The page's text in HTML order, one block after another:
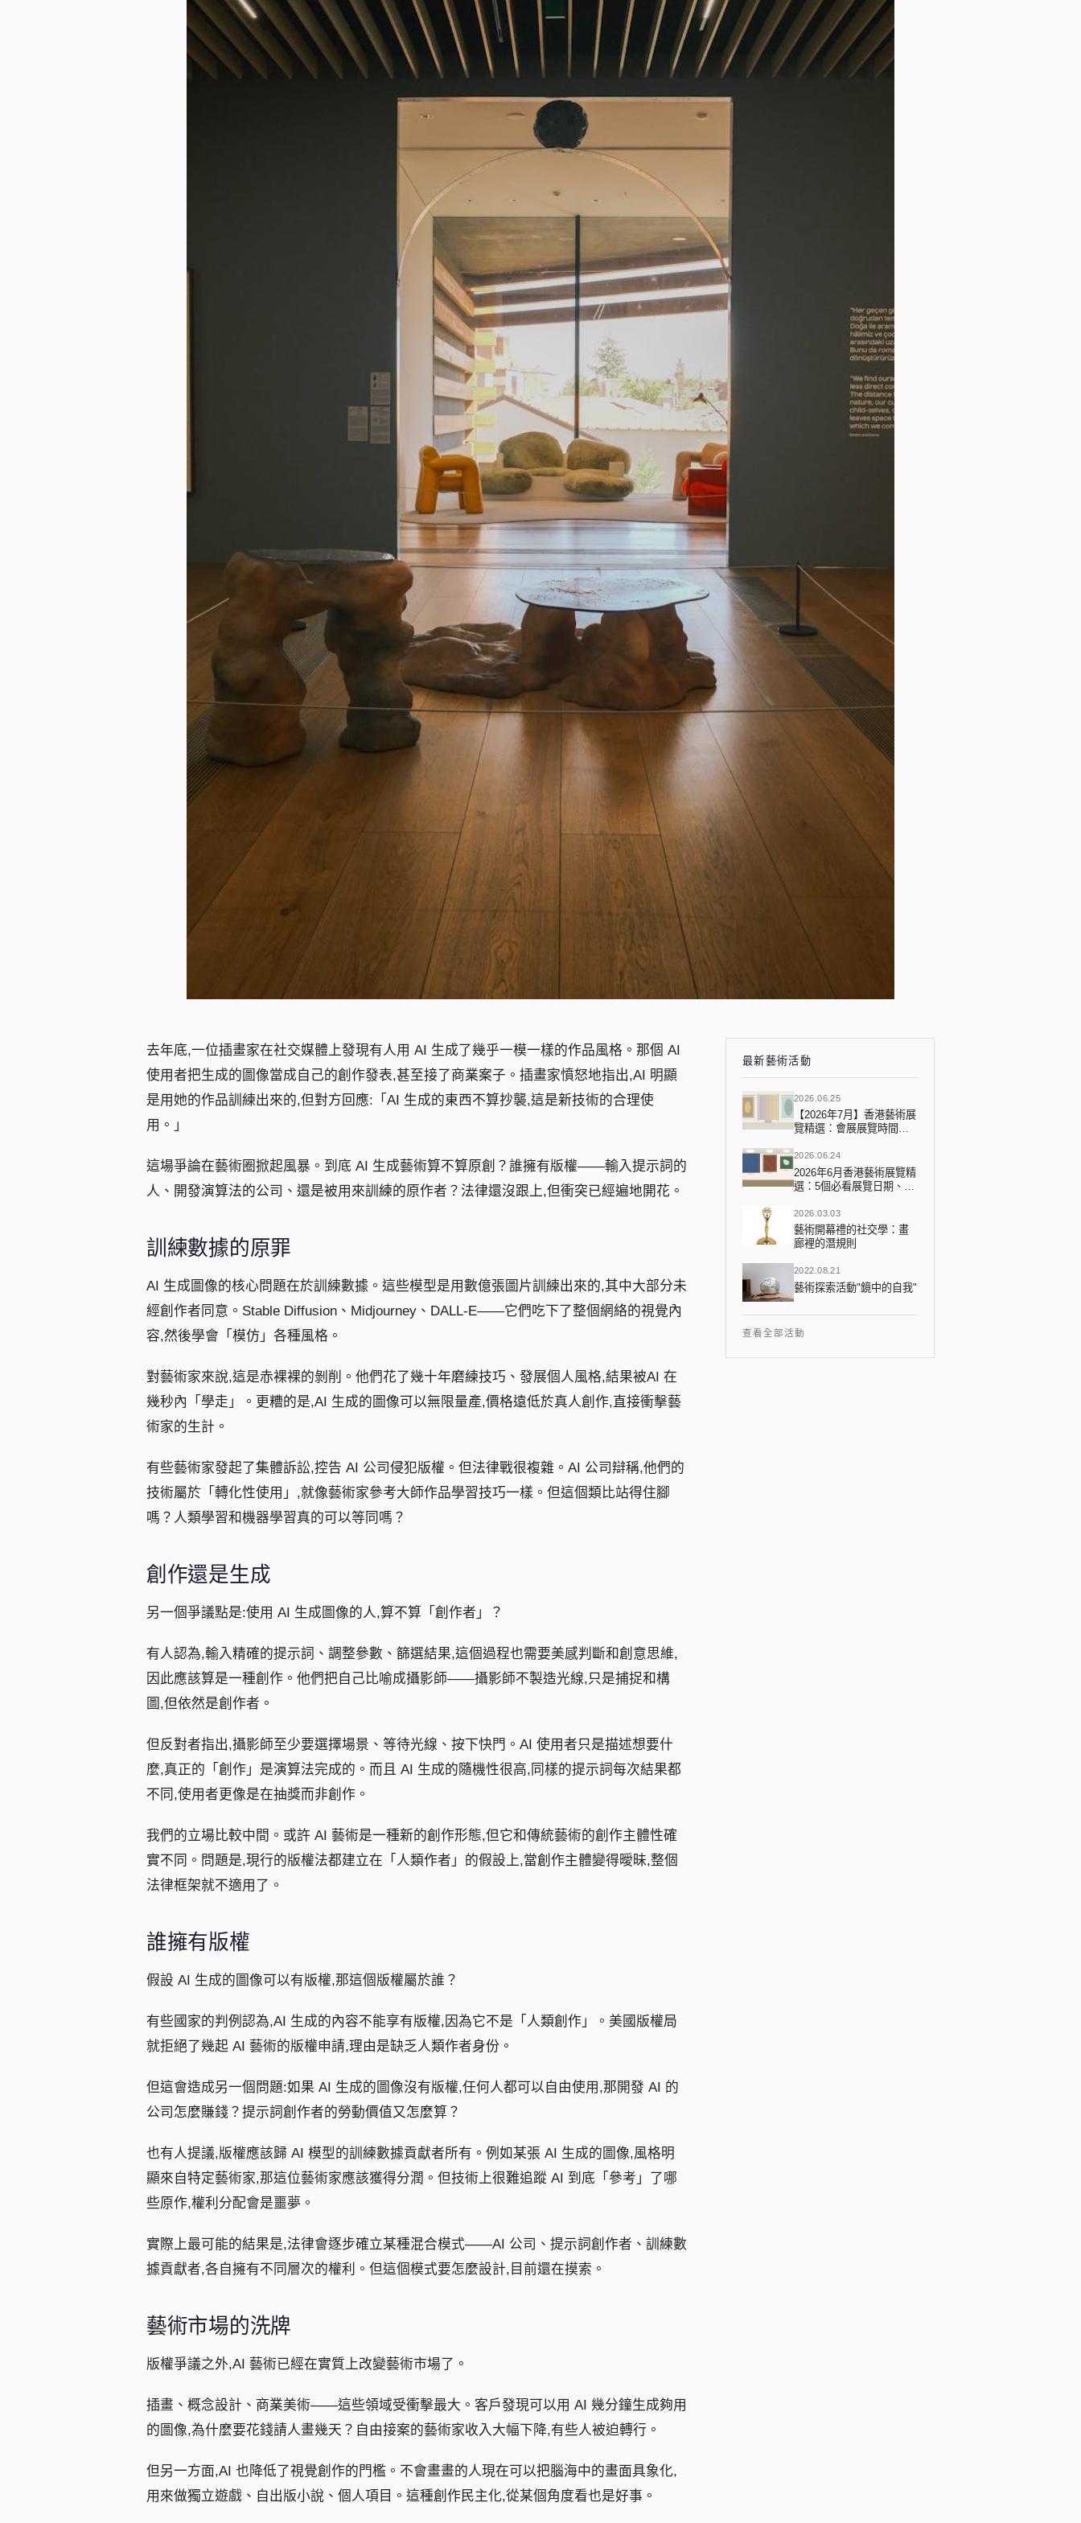
去年底,一位插畫家在社交媒體上發現有人用 AI 生成了幾乎一模一樣的作品風格。那個 AI
使用者把生成的圖像當成自己的創作發表,甚至接了商業案子。插畫家憤怒地指出,AI 明顯
是用她的作品訓練出來的,但對方回應:「AI 生成的東西不算抄襲,這是新技術的合理使
用。」
這場爭論在藝術圈掀起風暴。到底 AI 生成藝術算不算原創？誰擁有版權——輸入提示詞的
人、開發演算法的公司、還是被用來訓練的原作者？法律還沒跟上,但衝突已經遍地開花。
訓練數據的原罪
AI 生成圖像的核心問題在於訓練數據。這些模型是用數億張圖片訓練出來的,其中大部分未
經創作者同意。Stable Diffusion、Midjourney、DALL-E——它們吃下了整個網絡的視覺內
容,然後學會「模仿」各種風格。
對藝術家來說,這是赤裸裸的剝削。他們花了幾十年磨練技巧、發展個人風格,結果被AI 在
幾秒內「學走」。更糟的是,AI 生成的圖像可以無限量產,價格遠低於真人創作,直接衝擊藝
術家的生計。
有些藝術家發起了集體訴訟,控告 AI 公司侵犯版權。但法律戰很複雜。AI 公司辯稱,他們的
技術屬於「轉化性使用」,就像藝術家參考大師作品學習技巧一樣。但這個類比站得住腳
嗎？人類學習和機器學習真的可以等同嗎？
創作還是生成
另一個爭議點是:使用 AI 生成圖像的人,算不算「創作者」？
有人認為,輸入精確的提示詞、調整參數、篩選結果,這個過程也需要美感判斷和創意思維,
因此應該算是一種創作。他們把自己比喻成攝影師——攝影師不製造光線,只是捕捉和構
圖,但依然是創作者。
但反對者指出,攝影師至少要選擇場景、等待光線、按下快門。AI 使用者只是描述想要什
麼,真正的「創作」是演算法完成的。而且 AI 生成的隨機性很高,同樣的提示詞每次結果都
不同,使用者更像是在抽獎而非創作。
我們的立場比較中間。或許 AI 藝術是一種新的創作形態,但它和傳統藝術的創作主體性確
實不同。問題是,現行的版權法都建立在「人類作者」的假設上,當創作主體變得曖昧,整個
法律框架就不適用了。
誰擁有版權
假設 AI 生成的圖像可以有版權,那這個版權屬於誰？
有些國家的判例認為,AI 生成的內容不能享有版權,因為它不是「人類創作」。美國版權局
就拒絕了幾起 AI 藝術的版權申請,理由是缺乏人類作者身份。
但這會造成另一個問題:如果 AI 生成的圖像沒有版權,任何人都可以自由使用,那開發 AI 的
公司怎麼賺錢？提示詞創作者的勞動價值又怎麼算？
也有人提議,版權應該歸 AI 模型的訓練數據貢獻者所有。例如某張 AI 生成的圖像,風格明
顯來自特定藝術家,那這位藝術家應該獲得分潤。但技術上很難追蹤 AI 到底「參考」了哪
些原作,權利分配會是噩夢。
實際上最可能的結果是,法律會逐步確立某種混合模式——AI 公司、提示詞創作者、訓練數
據貢獻者,各自擁有不同層次的權利。但這個模式要怎麼設計,目前還在摸索。
藝術市場的洗牌
版權爭議之外,AI 藝術已經在實質上改變藝術市場了。
插畫、概念設計、商業美術——這些領域受衝擊最大。客戶發現可以用 AI 幾分鐘生成夠用
的圖像,為什麼要花錢請人畫幾天？自由接案的藝術家收入大幅下降,有些人被迫轉行。
但另一方面,AI 也降低了視覺創作的門檻。不會畫畫的人現在可以把腦海中的畫面具象化,
用來做獨立遊戲、自出版小說、個人項目。這種創作民主化,從某個角度看也是好事。
最新藝術活動
2026.06.25
【2026年7月】香港藝術展
覽精選：會展展覽時間表
2026.06.24
2026年6月香港藝術展覽精
選：5個必看展覽日期、地
2026.03.03
藝術開幕禮的社交學：畫
廊裡的潛規則
2022.08.21
藝術探索活動"鏡中的自我"
查看全部活動